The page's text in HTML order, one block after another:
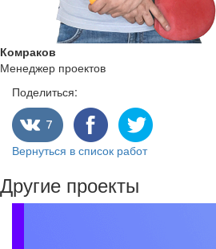
Комраков
Менеджер проектов
Поделиться:
Вернуться в список работ
Другие проекты